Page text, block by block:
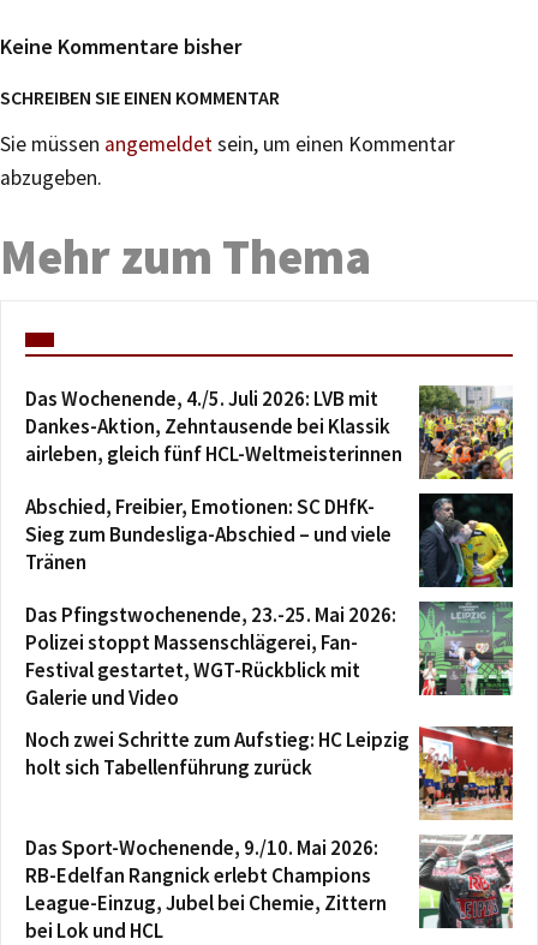
Keine Kommentare bisher
SCHREIBEN SIE EINEN KOMMENTAR
Sie müssen angemeldetsein, um einen Kommentar
abzugeben.
Mehr zum Thema
Das Wochenende, 4./5. Juli 2026: LVB mit
Dankes-Aktion, Zehntausende bei Klassik
airleben, gleich fünf HCL-Weltmeisterinnen
Abschied, Freibier, Emotionen: SC DHfK-
Sieg zum Bundesliga-Abschied – und viele
Tränen
Das Pfingstwochenende, 23.-25. Mai 2026:
Polizei stoppt Massenschlägerei, Fan-
Festival gestartet, WGT-Rückblick mit
Galerie und Video
Noch zwei Schritte zum Aufstieg: HC Leipzig
holt sich Tabellenführung zurück
Das Sport-Wochenende, 9./10. Mai 2026:
RB-Edelfan Rangnick erlebt Champions
League-Einzug, Jubel bei Chemie, Zittern
bei Lok und HCL